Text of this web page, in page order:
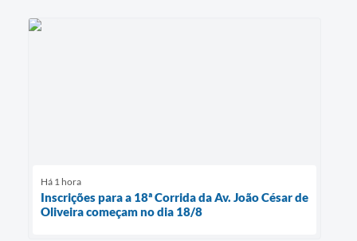
Há 1 hora
Inscrições para a 18ª Corrida da Av. João César de
Oliveira começam no dia 18/8